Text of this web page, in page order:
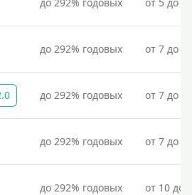
до 292% годовых от 7 до
до 292% годовых от 7 до
до 292% годовых от 7 до
до 292% годовых от 10 до